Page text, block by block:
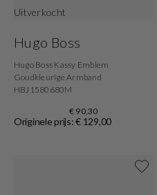
Uitverkocht
Hugo Boss
Hugo Boss Kassy Emblem
Goudkleurige Armband
HBJ1580680M
€ 90,30
Originele prijs: € 129,00